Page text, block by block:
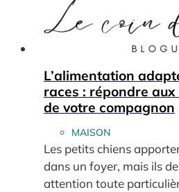
L’alimentation
races : répondre
de votre compagnon
MAISON
Les petits chiens
dans un foyer, mais ils
attention toute